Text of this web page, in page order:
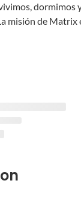
dormimos
misión de